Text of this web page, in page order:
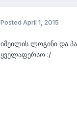
Posted April 1, 2015
იმეილის ლოგინი და
ყველაფერსო :/